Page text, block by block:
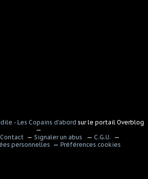
- Les Copains d'abord sur le portail Overblog
Contact Signaler un abus
C.G.U.
personnelles
Préférences cookies